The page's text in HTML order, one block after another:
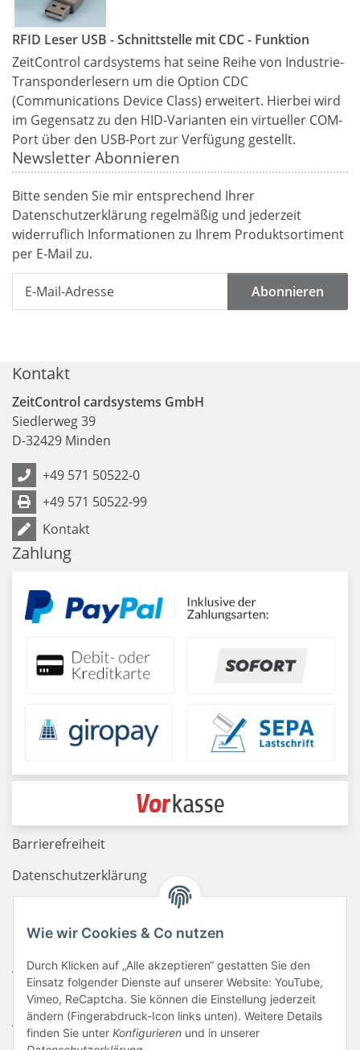
Wie wir Cookies & Co nutzen
Durch Klicken auf „Alle akzeptieren“ gestatten Sie den
Einsatz folgender Dienste auf unserer Website: YouTube,
Vimeo, ReCaptcha. Sie können die Einstellung jederzeit
ändern (Fingerabdruck-Icon links unten). Weitere Details
finden Sie unter Konfigurieren und in unserer
RFID Leser USB - Schnittstelle mit CDC - Funktion
ZeitControl cardsystems hat seine Reihe von Industrie-
Transponderlesern um die Option CDC
(Communications Device Class) erweitert. Hierbei wird
im Gegensatz zu den HID-Varianten ein virtueller COM-
Port über den USB-Port zur Verfügung gestellt.
Newsletter Abonnieren
Bitte senden Sie mir entsprechend Ihrer
Datenschutzerklärung regelmäßig und jederzeit
widerruflich Informationen zu Ihrem Produktsortiment
per E-Mail zu.
Abonnieren
Kontakt
ZeitControl cardsystems GmbH
Siedlerweg 39
D-32429 Minden
+49 571 50522-0
+49 571 50522-99
Kontakt
Zahlung
Barrierefreiheit
Datenschutzerklärung
Newsletter
AGB
Kontakt
Widerrufsrecht